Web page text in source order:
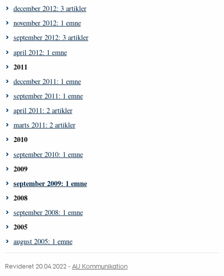
december 2012: 3 artikler
november 2012: 1 emne
september 2012: 3 artikler
april 2012: 1 emne
2011
december 2011: 1 emne
september 2011: 1 emne
april 2011: 2 artikler
marts 2011: 2 artikler
2010
september 2010: 1 emne
2009
september 2009: 1 emne
2008
september 2008: 1 emne
2005
august 2005: 1 emne
Revideret 20.04.2022 - AU Kommunikation